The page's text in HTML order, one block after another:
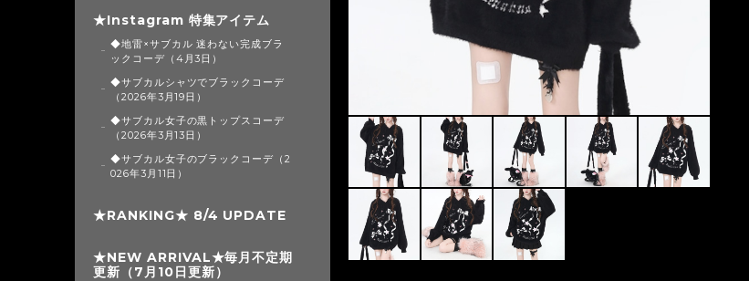
★Instagram 特集アイテム
◆地雷×サブカル 迷わない完成ブラ
ックコーデ（4月3日）
◆サブカルシャツでブラックコーデ
（2026年3月19日）
◆サブカル女子の黒トップスコーデ
（2026年3月13日）
◆サブカル女子のブラックコーデ（2
026年3月11日）
★RANKING★ 8/4 UPDATE
★NEW ARRIVAL★毎月不定期
更新（7月10日更新）